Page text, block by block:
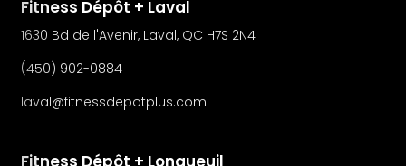
Fitness Dépôt + Laval
1630 Bd de l'Avenir, Laval, QC H7S 2N4
(450) 902-0884
laval@fitnessdepotplus.com